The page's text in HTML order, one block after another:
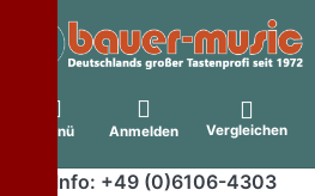
Menü Anmelden Vergleichen
Info: +49 (0)6106-4303